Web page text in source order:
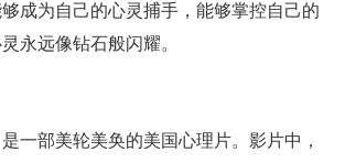
成为自己的心灵捕手，能够掌控自己的
永远像钻石般闪耀。
是一部美轮美奂的美国心理片。影片中，